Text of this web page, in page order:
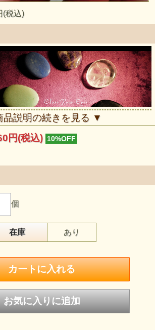
(税込)
を意識した瞑想やヒーリングに使ってみ
ましょう。
ラには優劣はありません。
クラ、高次のチャクラという
も良い悪いはありません。
低い音、高い音があるのと同じです。
旋律が奏でられるのです。
品説明の続きを見る ▼
円(税込) 10%OFF
個
在庫 あり